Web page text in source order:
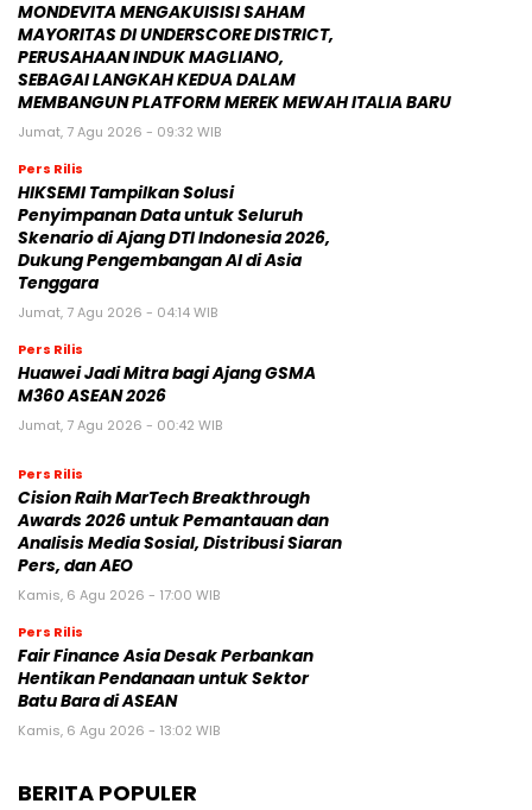
MONDEVITA MENGAKUISISI SAHAM
MAYORITAS DI UNDERSCORE DISTRICT,
PERUSAHAAN INDUK MAGLIANO,
SEBAGAI LANGKAH KEDUA DALAM
MEMBANGUN PLATFORM MEREK MEWAH ITALIA BARU
Jumat, 7 Agu 2026 - 09:32 WIB
Pers Rilis
HIKSEMI Tampilkan Solusi
Penyimpanan Data untuk Seluruh
Skenario di Ajang DTI Indonesia 2026,
Dukung Pengembangan AI di Asia
Tenggara
Jumat, 7 Agu 2026 - 04:14 WIB
Pers Rilis
Huawei Jadi Mitra bagi Ajang GSMA
M360 ASEAN 2026
Jumat, 7 Agu 2026 - 00:42 WIB
Pers Rilis
Cision Raih MarTech Breakthrough
Awards 2026 untuk Pemantauan dan
Analisis Media Sosial, Distribusi Siaran
Pers, dan AEO
Kamis, 6 Agu 2026 - 17:00 WIB
Pers Rilis
Fair Finance Asia Desak Perbankan
Hentikan Pendanaan untuk Sektor
Batu Bara di ASEAN
Kamis, 6 Agu 2026 - 13:02 WIB
BERITA POPULER